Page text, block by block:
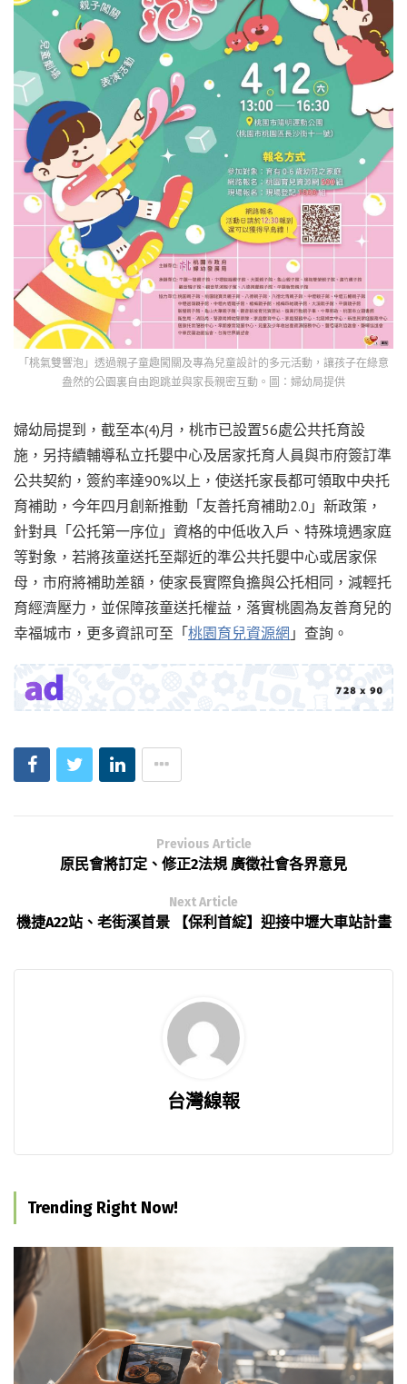
「桃氣雙響泡」透過親子童趣闖關及專為兒童設計的多元活動，讓孩子在綠意
盎然的公園裏自由跑跳並與家長親密互動。圖：婦幼局提供
婦幼局提到，截至本(4)月，桃市已設置56處公共托育設
施，另持續輔導私立托嬰中心及居家托育人員與市府簽訂準
公共契約，簽約率達90%以上，使送托家長都可領取中央托
育補助，今年四月創新推動「友善托育補助2.0」新政策，
針對具「公托第一序位」資格的中低收入戶、特殊境遇家庭
等對象，若將孩童送托至鄰近的準公共托嬰中心或居家保
母，市府將補助差額，使家長實際負擔與公托相同，減輕托
育經濟壓力，並保障孩童送托權益，落實桃園為友善育兒的
幸福城市，更多資訊可至「 桃園育兒資源網 」查詢。
Previous Article
原民會將訂定、修正2法規 廣徵社會各界意見
Next Article
機捷A22站、老街溪首景 【保利首綻】迎接中壢大車站計畫
台灣線報
Trending Right Now!